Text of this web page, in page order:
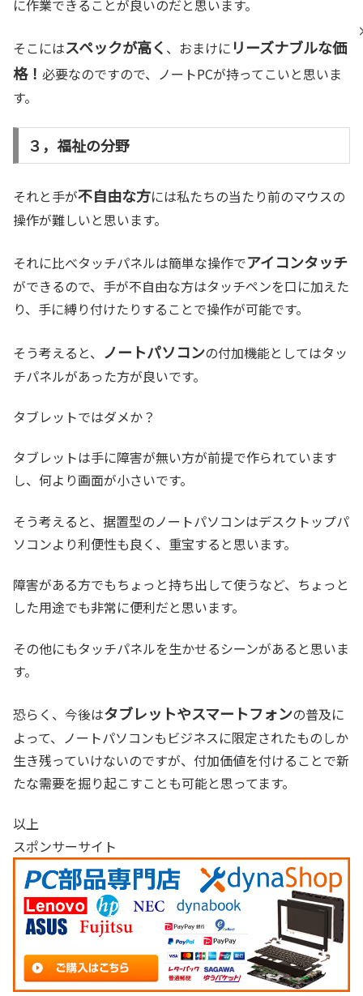
に作業できることが良いのだと思います。
そこにはスペックが高く 、おまけに リーズナブルな価
格！ 必要なのですので、ノートPCが持ってこいと思いま
す。
３，福祉の分野
それと手が不自由な方には私たちの当たり前のマウスの
操作が難しいと思います。
それに比べタッチパネルは簡単な操作でアイコンタッチ
ができるので、手が不自由な方はタッチペンを口に加えた
り、手に縛り付けたりすることで操作が可能です。
そう考えると、 ノートパソコンの付加機能としてはタッ
チパネルがあった方が良いです。
タブレットではダメか？
タブレットは手に障害が無い方が前提で作られています
し、何より画面が小さいです。
そう考えると、据置型のノートパソコンはデスクトップパ
ソコンより利便性も良く、重宝すると思います。
障害がある方でもちょっと持ち出して使うなど、ちょっと
した用途でも非常に便利だと思います。
その他にもタッチパネルを生かせるシーンがあると思いま
す。
恐らく、今後はタブレットやスマートフォンの普及に
よって、ノートパソコンもビジネスに限定されたものしか
生き残っていけないのですが、付加価値を付けることで新
たな需要を掘り起こすことも可能と思ってます。
以上
スポンサーサイト